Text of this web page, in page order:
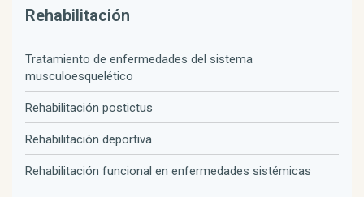
Rehabilitación
Tratamiento de enfermedades del sistema
musculoesquelético
Rehabilitación postictus
Rehabilitación deportiva
Rehabilitación funcional en enfermedades sistémicas